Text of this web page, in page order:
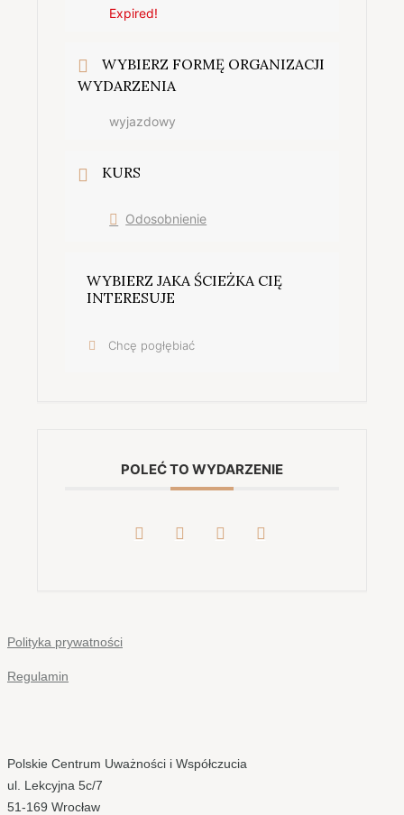
Expired!
WYBIERZ FORMĘ ORGANIZACJI
WYDARZENIA
wyjazdowy
KURS
Odosobnienie
WYBIERZ JAKA ŚCIEŻKA CIĘ
INTERESUJE
Chcę pogłębiać
POLEĆ TO WYDARZENIE
Polityka prywatności
Regulamin
Polskie Centrum Uważności i Współczucia
ul. Lekcyjna 5c/7
51-169 Wrocław